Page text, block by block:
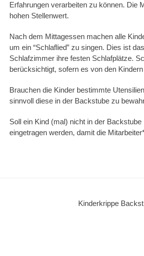
Erfahrungen verarbeiten zu können. Die
hohen Stellenwert.
Nach dem Mittagessen machen alle
um ein “Schlaflied” zu singen. Dies ist
Schlafzimmer ihre festen Schlafplätze.
berücksichtigt, sofern es von den
Brauchen die Kinder bestimmte
sinnvoll diese in der Backstube zu
Soll ein Kind (mal) nicht in der
eingetragen werden, damit die
Kinderkrippe